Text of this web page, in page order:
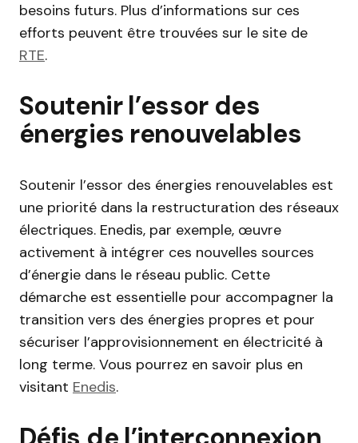
besoins futurs. Plus d’informations sur ces
efforts peuvent être trouvées sur le site de
RTE.
Soutenir l’essor des
énergies renouvelables
Soutenir l’essor des énergies renouvelables est
une priorité dans la restructuration des réseaux
électriques. Enedis, par exemple, œuvre
activement à intégrer ces nouvelles sources
d’énergie dans le réseau public. Cette
démarche est essentielle pour accompagner la
transition vers des énergies propres et pour
sécuriser l’approvisionnement en électricité à
long terme. Vous pourrez en savoir plus en
visitant Enedis.